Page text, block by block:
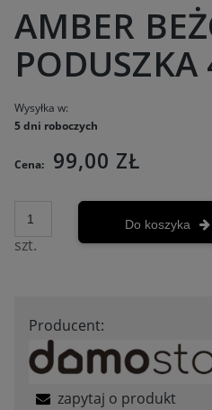
AMBER
Wysyłka w:
5 dni roboczych
Cena: 99,00 ZŁ
szt.
Do koszyka
Producent:
zapytaj o produkt